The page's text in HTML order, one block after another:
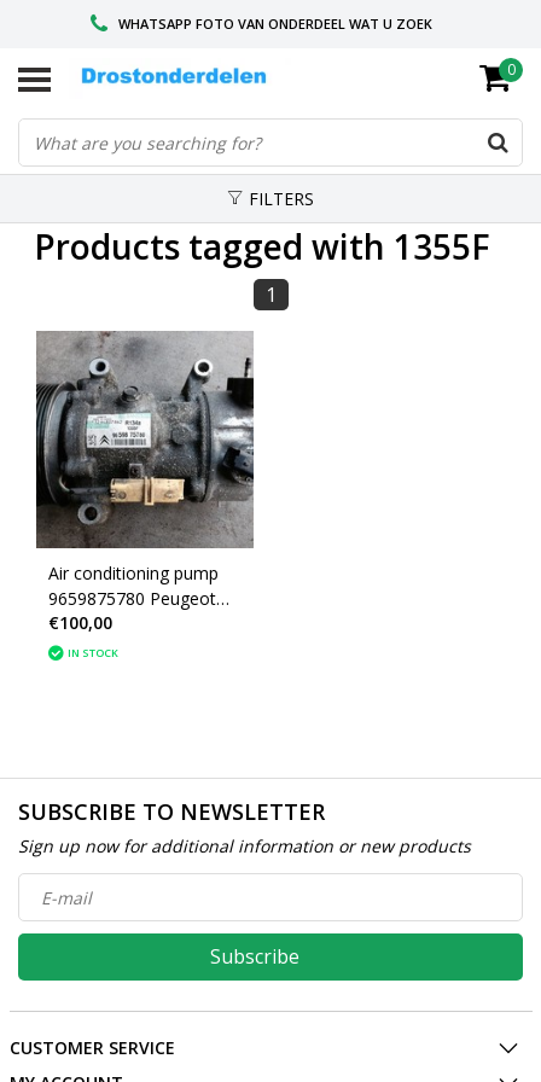
WHATSAPP FOTO VAN ONDERDEEL WAT U ZOEK
VOOR 16.00 BESTELD, VANDAAG VERZONDEN
GESPECIALISEERD PEUGEOT
0
FILTERS
Products tagged with 1355F
1
Air conditioning pump
9659875780 Peugeot
207 1355F (6453WK)
€100,00
IN STOCK
SUBSCRIBE TO NEWSLETTER
Sign up now for additional information or new products
Subscribe
CUSTOMER SERVICE